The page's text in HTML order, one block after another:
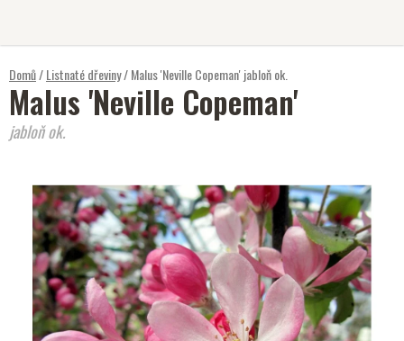
Domů/Listnaté dřeviny/Malus 'Neville Copeman'jabloň ok.
Malus 'Neville Copeman'
jabloň ok.